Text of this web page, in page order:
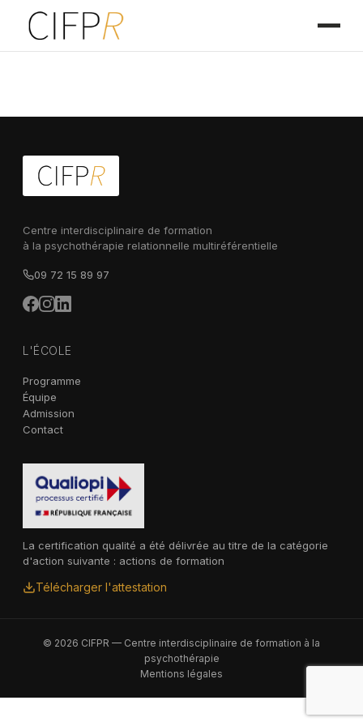
Centre interdisciplinaire de formation
à la psychothérapie relationnelle multiréférentielle
09 72 15 89 97
L'ÉCOLE
Programme
Équipe
Admission
Contact
La certification qualité a été délivrée au titre de la catégorie
d'action suivante : actions de formation
Télécharger l'attestation
© 2026 CIFPR — Centre interdisciplinaire de formation à la
psychothérapie
Mentions légales